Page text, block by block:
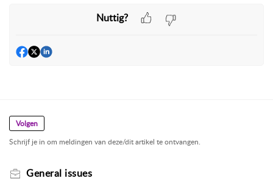
Nuttig?
Volgen
Schrijf je in om meldingen van deze/dit artikel te ontvangen.
General issues